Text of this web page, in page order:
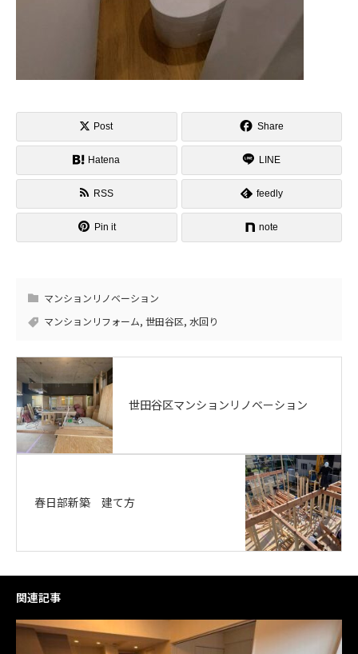
Post Share
Hatena LINE
RSS feedly
Pin it note
マンションリノベーション
マンションリフォーム, 世田谷区, 水回り
世田谷区マンションリノベーション
春日部新築 建て方
関連記事